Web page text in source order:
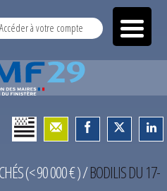
Accéder à votre compte
(< 90 000 € )/BODILIS DU 17-